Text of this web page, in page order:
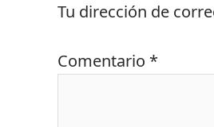
Tu dirección de
Comentario *